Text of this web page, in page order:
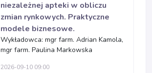
niezależnej apteki w obliczu
zmian rynkowych. Praktyczne
modele biznesowe.
Wykładowca: mgr farm. Adrian Kamola,
mgr farm. Paulina Markowska
2026-09-10 09:00